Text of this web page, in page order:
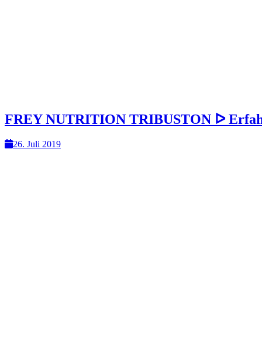
FREY NUTRITION TRIBUSTON ᐅ
26. Juli 2019